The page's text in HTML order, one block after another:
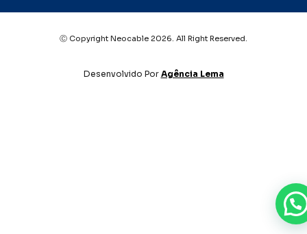
Ⓒ Copyright Neocable 2026. All Right Reserved.
Desenvolvido Por Agência Lema